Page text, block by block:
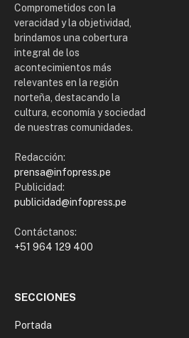
Comprometidos con la
veracidad y la objetividad,
brindamos una cobertura
integral de los
acontecimientos más
relevantes en la región
norteña, destacando la
cultura, economía y sociedad
de nuestras comunidades.
Redacción:
prensa@infopress.pe
Publicidad:
publicidad@infopress.pe
Contáctanos:
+51 964 129 400
SECCIONES
Portada